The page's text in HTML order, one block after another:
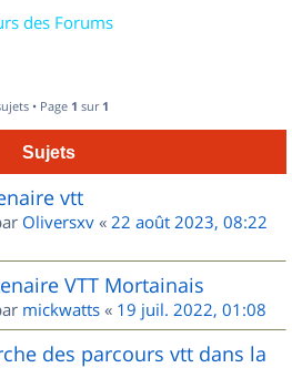
des Forums
• Page 1 sur 1
Sujets
vtt
Oliversxv « 22 août 2023, 08:22
VTT Mortainais
mickwatts « 19 juil. 2022, 01:08
des parcours vtt dans la